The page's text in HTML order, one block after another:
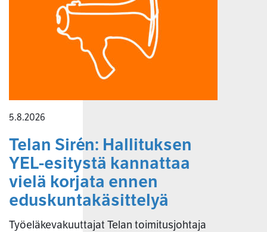
5.8.2026
Telan Sirén: Hallituksen
YEL-esitystä kannattaa
vielä korjata ennen
eduskuntakäsittelyä
Työeläkevakuuttajat Telan toimitusjohtaja